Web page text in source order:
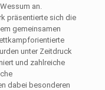
an.
präsentierte sich die
gemeinsamen
unter Zeitdruck
und zahlreiche
dabei besonderen